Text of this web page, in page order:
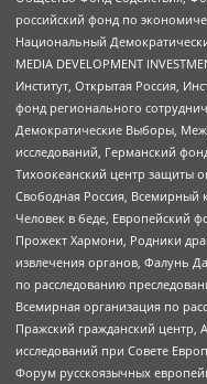
российский фонд по
Национальный
MEDIA DEVELOPMENT
Институт, Открытая Россия,
фонд регионального
Демократические Выборы,
исследований, Германский
Тихоокеанский центр защиты
Свободная Россия, Всемирный
Человек в беде, Европейский
Прожект Хармони, Родники
извлечения органов, Фалунь
по расследованию
Всемирная организация по
Пражский гражданский центр,
исследований при Совете
Форум русскоязычных